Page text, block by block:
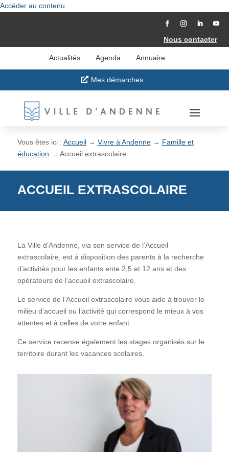
Accéder au contenu
Nous contacter
Actualités Agenda Annuaire
Mes démarches
Vous êtes ici : Accueil→ Vivre à Andenne→ Famille et
éducation → Accueil extrascolaire
ACCUEIL EXTRASCOLAIRE
La Ville d’Andenne, via son service de l’Accueil
extrascolaire, est à disposition des parents à la recherche
d’activités pour les enfants ente 2,5 et 12 ans et des
opérateurs de l’accueil extrascolaire.
Le service de l’Accueil extrascolaire vous aide à trouver le
milieu d’accueil ou l’activité qui correspond le mieux à vos
attentes et à celles de votre enfant.
Ce service recense également les stages organisés sur le
territoire durant les vacances scolaires.